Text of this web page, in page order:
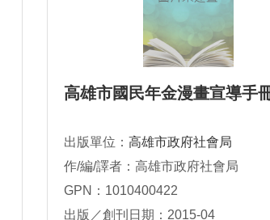
高雄市國民年金漫畫宣導手
出版單位： 高雄市政府社會局
作/編/譯者：高雄市政府社會局
GPN：1010400422
出版／創刊日期：2015-04